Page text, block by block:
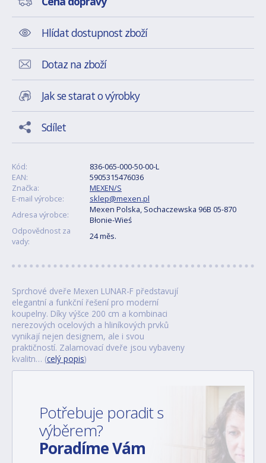
Hlídat dostupnost zboží
Dotaz na zboží
Jak se starat o výrobky
Sdílet
Kód:
836-065-000-50-00-L
EAN:
5905315476036
Značka:
MEXEN/S
E-mail výrobce:
sklep@mexen.pl
Adresa výrobce:
Mexen Polska, Sochaczewska 96B 05-870
Błonie-Wieś
Odpovědnost za
vady:
24 měs.
Sprchové dveře Mexen LUNAR-F představují
elegantní a funkční řešení pro moderní
koupelny. Díky výšce 200 cm a kombinaci
nerezových ocelových a hliníkových prvků
vynikají nejen designem, ale i svou
praktičností. Zalamovací dveře jsou vybaveny
kvalitn… (celý popis)
Potřebuje poradit s
výběrem?
Poradíme Vám